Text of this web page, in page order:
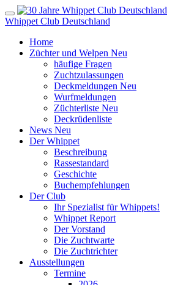
Whippet Club Deutschland
Home
Züchter und Welpen Neu
häufige Fragen
Zuchtzulassungen
Deckmeldungen Neu
Wurfmeldungen
Züchterliste Neu
Deckrüdenliste
News Neu
Der Whippet
Beschreibung
Rassestandard
Geschichte
Buchempfehlungen
Der Club
Ihr Spezialist für Whippets!
Whippet Report
Der Vorstand
Die Zuchtwarte
Die Zuchtrichter
Ausstellungen
Termine